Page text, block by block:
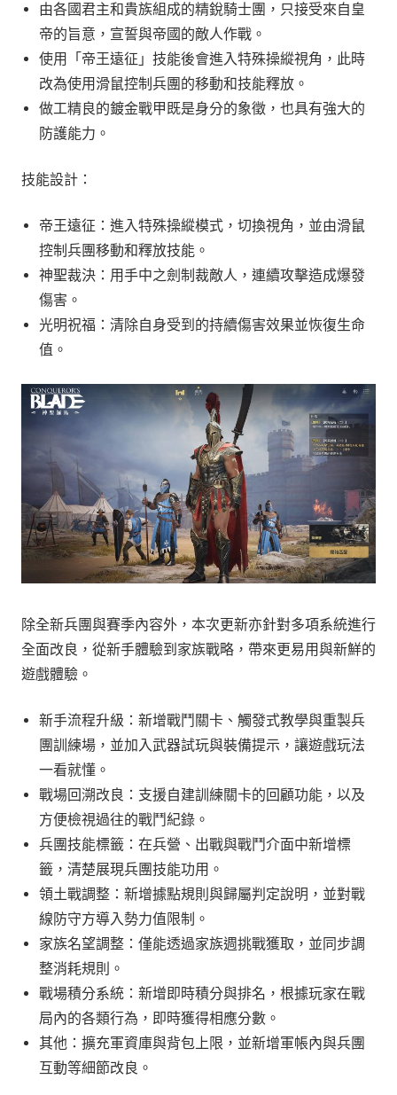
由各國君主和貴族組成的精銳騎士團，只接受來自皇
帝的旨意，宣誓與帝國的敵人作戰。
使用「帝王遠征」技能後會進入特殊操縱視角，此時
改為使用滑鼠控制兵團的移動和技能釋放。
做工精良的鍍金戰甲既是身分的象徵，也具有強大的
防護能力。
技能設計：
帝王遠征：進入特殊操縱模式，切換視角，並由滑鼠
控制兵團移動和釋放技能。
神聖裁決：用手中之劍制裁敵人，連續攻擊造成爆發
傷害。
光明祝福：清除自身受到的持續傷害效果並恢復生命
值。
除全新兵團與賽季內容外，本次更新亦針對多項系統進行
全面改良，從新手體驗到家族戰略，帶來更易用與新鮮的
遊戲體驗。
新手流程升級：新增戰鬥關卡、觸發式教學與重製兵
團訓練場，並加入武器試玩與裝備提示，讓遊戲玩法
一看就懂。
戰場回溯改良：支援自建訓練關卡的回顧功能，以及
方便檢視過往的戰鬥紀錄。
兵團技能標籤：在兵營、出戰與戰鬥介面中新增標
籤，清楚展現兵團技能功用。
領土戰調整：新增據點規則與歸屬判定說明，並對戰
線防守方導入勢力值限制。
家族名望調整：僅能透過家族週挑戰獲取，並同步調
整消耗規則。
戰場積分系統：新增即時積分與排名，根據玩家在戰
局內的各類行為，即時獲得相應分數。
其他：擴充軍資庫與背包上限，並新增軍帳內與兵團
互動等細節改良。